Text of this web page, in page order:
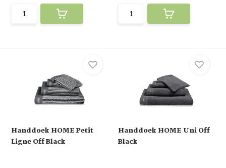
Handdoek HOME Petit
Ligne Off Black
Handdoek HOME Uni Off
Black